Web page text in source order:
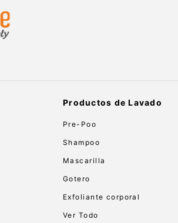
Productos de Lavado
Pre-Poo
Shampoo
Mascarilla
Gotero
Exfoliante corporal
Ver Todo